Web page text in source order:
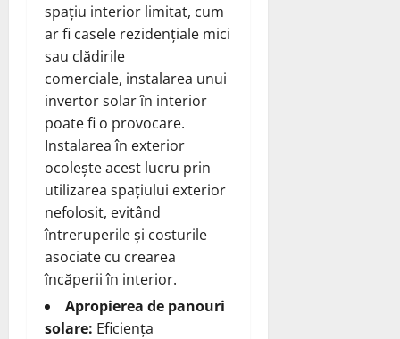
spațiu interior limitat, cum
ar fi casele rezidențiale mici
sau clădirile
comerciale, instalarea unui
invertor solar în interior
poate fi o provocare.
Instalarea în exterior
ocolește acest lucru prin
utilizarea spațiului exterior
nefolosit, evitând
întreruperile și costurile
asociate cu crearea
încăperii în interior.
Apropierea de panouri
solare: Eficiența